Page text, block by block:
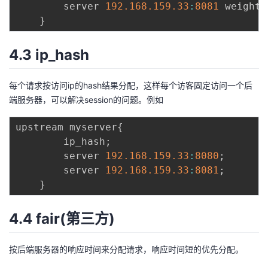
		server
192.168 .159 .33 : 8081 weight
}
4.3 ip_hash
每个请求按访问ip的hash结果分配，这样每个访客固定访问一个后
端服务器，可以解决session的问题。例如
upstream myserver{
		ip_hash
;
		server
192.168 .159 .33 : 8080 ;
		server
192.168 .159 .33 : 8081 ;
}
4.4 fair(第三方)
按后端服务器的响应时间来分配请求，响应时间短的优先分配。